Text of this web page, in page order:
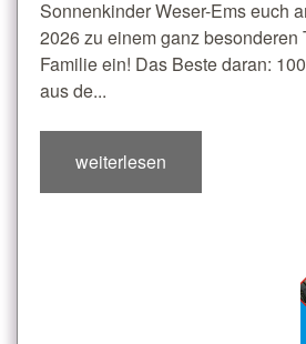
Sonnenkinder Weser-Ems euch
2026 zu einem ganz besonderen
Familie ein! Das Beste daran:
aus de...
weiterlesen